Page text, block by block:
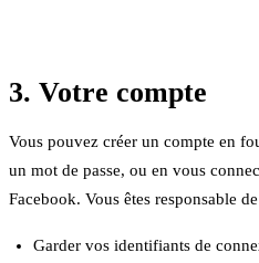
3. Votre compte
Vous pouvez créer un compte en
un mot de passe, ou en vous
Facebook. Vous êtes responsable
Garder vos identifiants de